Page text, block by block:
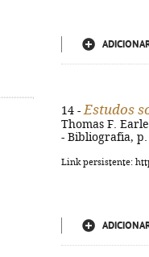
14 - Estudos
Thomas F.
- Bibliografia, p.
Link persistente: